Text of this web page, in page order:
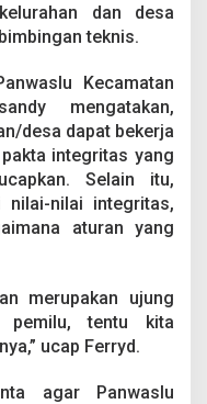
dan desa
teknis.
Kecamatan
mengatakan,
desa dapat bekerja
integritas yang
Selain itu,
nilai-nilai integritas,
aturan yang
merupakan ujung
pemilu, tentu kita
ucap Ferryd.
agar Panwaslu